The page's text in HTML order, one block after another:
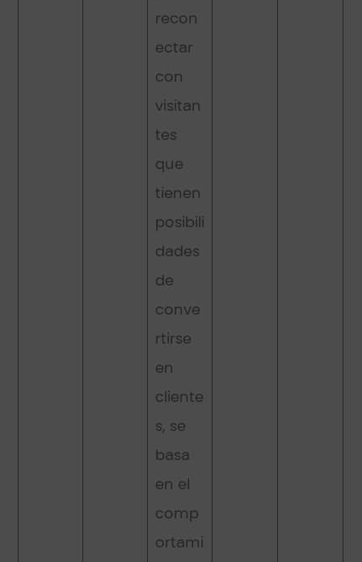
recon
ectar
con
visitan
tes
que
tienen
posibili
dades
de
conve
rtirse
en
cliente
s, se
basa
en el
comp
ortami